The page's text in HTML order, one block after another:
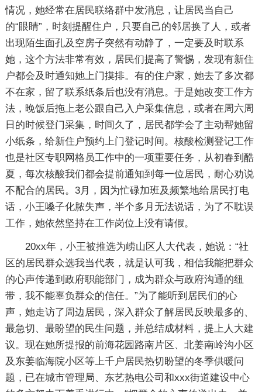
情况，她经常在居民联络群中发消息，让居民当自己
的“眼睛”，时刻提醒住户，只要自己的邻居换了人，或者
出现陌生面孔及空房子突然有动静了，一定要及时联系
她，这个方法非常有效，居民们提高了警惕，发现有新住
户都会及时通知她上门摸排。有的住户家，她去了多次都
不在家，留了联系纸条后也没有消息。于是她改变工作方
法，晚饭后拖上老公跟自己入户采集信息，或者在周六周
日的时候登门采集，时间久了，居民都学会了主动帮她留
小纸条，给新住户预约上门登记时间。核酸检测登记工作
也是社区专职网格员工作中的一项重要任务，从初春到酷
夏，每次核酸我们都会提前通知到每一位居民，耐心劝说
不配合的居民。3月，因为忙碌加班及频繁地给居民打电
话，小王嗓子化脓失声，半个多月无法说话，为了不耽误
工作，她依然坚持在工作岗位上没有请假。
20xx年，小王被推选为崂山区人大代表，她说：“社
区的居民群众选我当代表，就是认可我，相信我能把群众
的心声传递到政府职能部门，成为群众与政府沟通的纽
带，我不能辜负群众的信任。”为了能听到居民们的心
声，她走访了周边居民，深入群众了解居民反映最多的、
最急切、最盼望的民生问题，并总结成材料，提上人大建
议。现在她所提报的前海花园路南片区、北姜南岭沟小区
及东姜临海院小区等上千户居民热切盼望的冬季供暖问
题，已在城市管理局、东艺热电公司和xxx街道建设中心